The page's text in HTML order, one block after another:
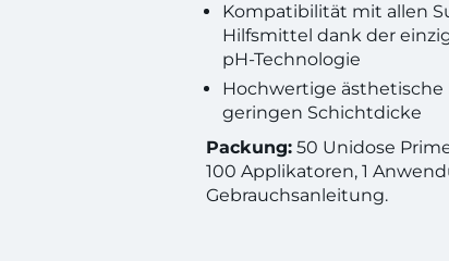
Kompatibilität mit allen
Hilfsmittel dank der
pH-Technologie
Hochwertige ästhetische
geringen Schichtdicke
Packung: 50 Unidose
100 Applikatoren, 1
Gebrauchsanleitung.